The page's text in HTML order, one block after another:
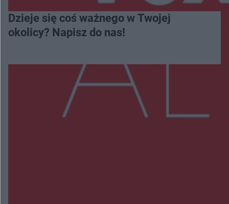
Dzieje się coś ważnego w Twojej
okolicy? Napisz do nas!
Więcej